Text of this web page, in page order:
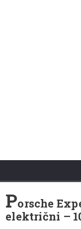
Porsche
električni –